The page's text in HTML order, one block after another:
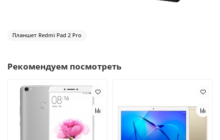
Планшет Redmi Pad 2 Pro
Рекомендуем посмотреть